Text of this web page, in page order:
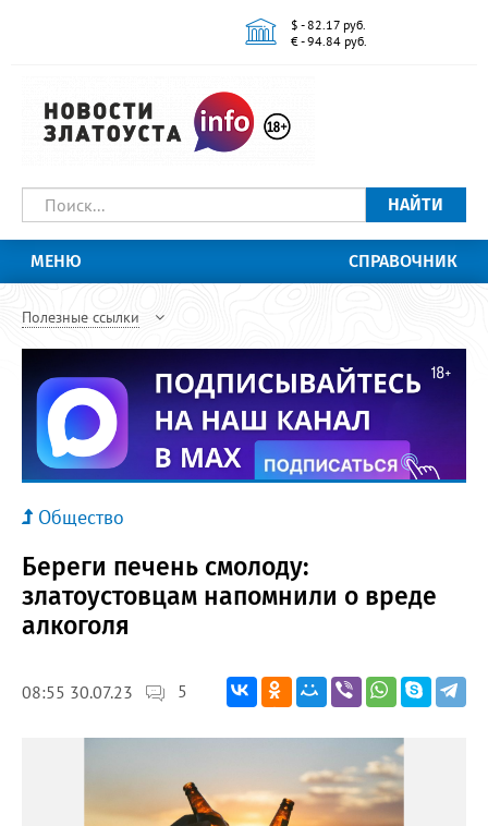
$ - 82.17 руб.
€ - 94.84 руб.
НАЙТИ
МЕНЮ СПРАВОЧНИК
Полезные ссылки
Общество
Береги печень смолоду:
златоустовцам напомнили о вреде
алкоголя
08:55 30.07.23 5